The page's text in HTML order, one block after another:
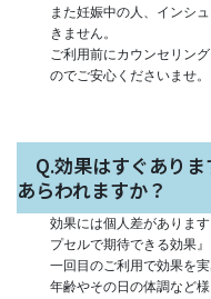
また妊娠中の人、インシ
きません。
ご利用前にカウンセリン
のでご安心くださいませ。
Q.効果はすぐあり
あらわれますか？
効果には個人差がありま
プセルで期待できる効果』
一回目のご利用で効果を
年齢やその日の体調など